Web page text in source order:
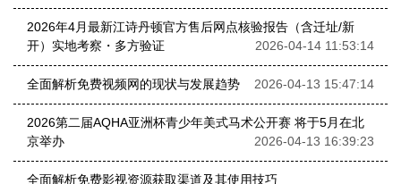
2026年4月最新江诗丹顿官方售后网点核验报告（含迁址/新
开）实地考察・多方验证
2026-04-14 11:53:14
全面解析免费视频网的现状与发展趋势 2026-04-13 15:47:14
2026第二届AQHA亚洲杯青少年美式马术公开赛 将于5月在北
京举办
2026-04-13 16:39:23
全面解析免费影视资源获取渠道及其使用技巧